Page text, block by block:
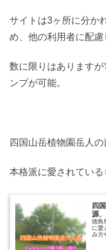
サイトは3ヶ所に分か
め、他の利用者に配慮
数に限りはあります
ンプが可能。
四国山岳植物園岳人
本格派に愛されている
四
源
徳島
に愛
み方